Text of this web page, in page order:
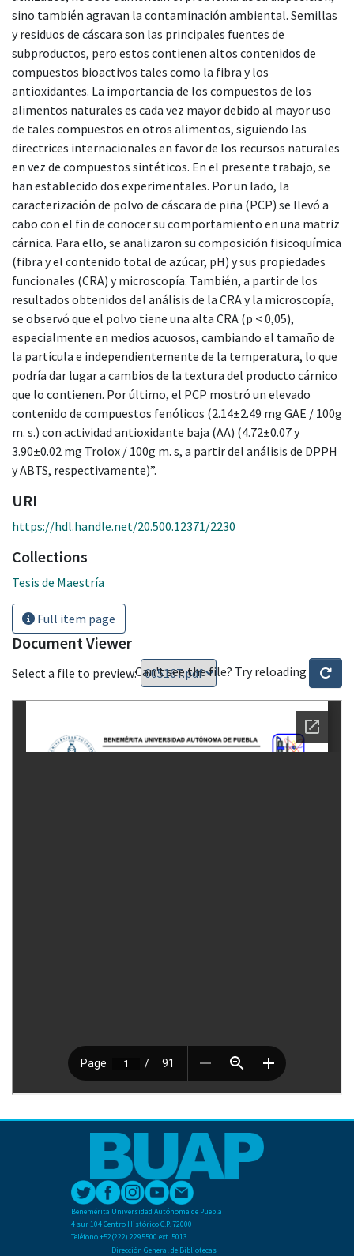
sino también agravan la contaminación ambiental. Semillas
y residuos de cáscara son las principales fuentes de
subproductos, pero estos contienen altos contenidos de
compuestos bioactivos tales como la fibra y los
antioxidantes. La importancia de los compuestos de los
alimentos naturales es cada vez mayor debido al mayor uso
de tales compuestos en otros alimentos, siguiendo las
directrices internacionales en favor de los recursos naturales
en vez de compuestos sintéticos. En el presente trabajo, se
han establecido dos experimentales. Por un lado, la
caracterización de polvo de cáscara de piña (PCP) se llevó a
cabo con el fin de conocer su comportamiento en una matriz
cárnica. Para ello, se analizaron su composición fisicoquímica
(fibra y el contenido total de azúcar, pH) y sus propiedades
funcionales (CRA) y microscopía. También, a partir de los
resultados obtenidos del análisis de la CRA y la microscopía,
se observó que el polvo tiene una alta CRA (p < 0,05),
especialmente en medios acuosos, cambiando el tamaño de
la partícula e independientemente de la temperatura, lo que
podría dar lugar a cambios de la textura del producto cárnico
que lo contienen. Por último, el PCP mostró un elevado
contenido de compuestos fenólicos (2.14±2.49 mg GAE / 100g
m. s.) con actividad antioxidante baja (AA) (4.72±0.07 y
3.90±0.02 mg Trolox / 100g m. s, a partir del análisis de DPPH
y ABTS, respectivamente)”.
URI
https://hdl.handle.net/20.500.12371/2230
Collections
Tesis de Maestría
Full item page
Document Viewer
Select a file to preview:Can't see the file? Try reloading
Benemérita Universidad Autónoma de Puebla
4 sur 104 Centro Histórico C.P. 72000
Teléfono +52(222) 2295500 ext. 5013
Dirección General de Bibliotecas